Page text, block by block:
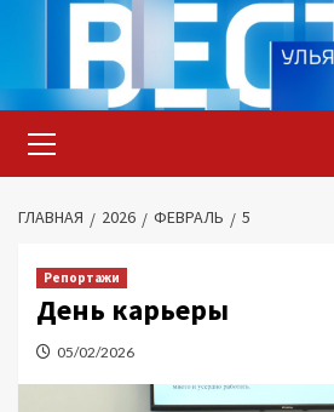
содержимому
меню
ГЛАВНАЯ 2026 ФЕВРАЛЬ 5
Репортажи
День карьеры
05/02/2026